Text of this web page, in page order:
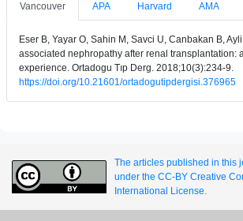
Vancouver APA Harvard AMA
Eser B, Yayar O, Sahin M, Savci U, Canbakan B,
associated nephropathy after renal transplantation:
experience. Ortadogu Tıp Derg. 2018;10(3):234-9.
https://doi.org/10.21601/ortadogutipdergisi.376965
The articles published in this
under the CC-BY Creative
International License.